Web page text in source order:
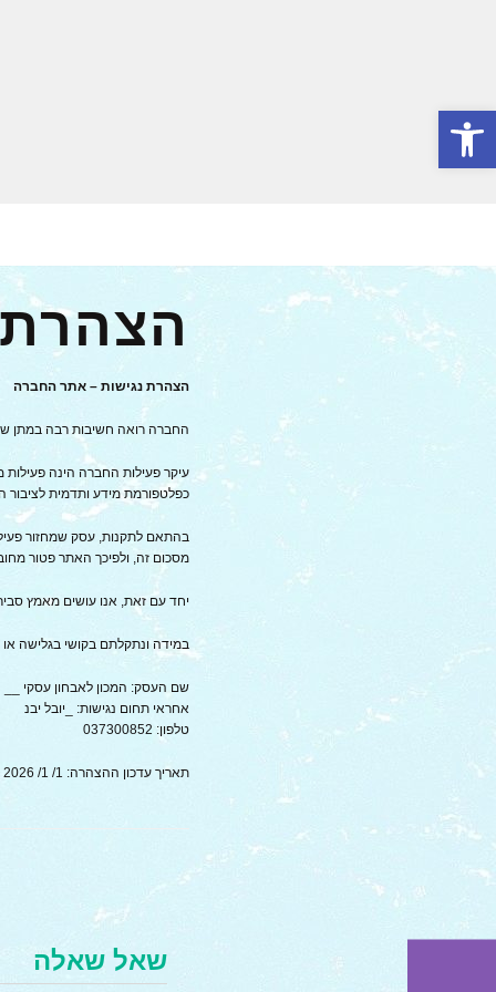
פתח סרגל נגישות
הצהרת
הצהרת נגישות – אתר החברה
החברה רואה חשיבות רבה במתן
עיקר פעילות החברה הינה
כפלטפורמת מידע ותדמית לציבור
מסכום זה, ולפיכך האתר פטור
יחד עם זאת, אנו עושים מאמץ
במידה ונתקלתם בקושי בגלישה
שם העסק: המכון לאבחון עסקי __
אחראי תחום נגישות: _יובל יבנ
טלפון: 037300852
תאריך עדכון ההצהרה: 1/ 1/ 2026
שאל שאלה